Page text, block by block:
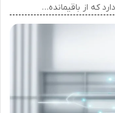
که از باقیمانده…